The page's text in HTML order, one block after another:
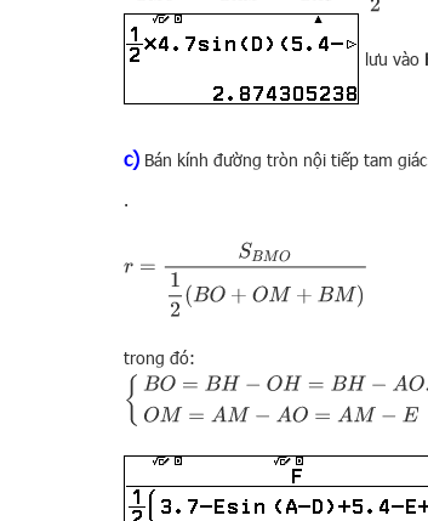
lưu vào
c) Bán kính đường tròn nội tiếp tam giác
.
+OM+B
trong đó:
{B O=B H− OH=B H− AO.sin(A −D)( A, D là